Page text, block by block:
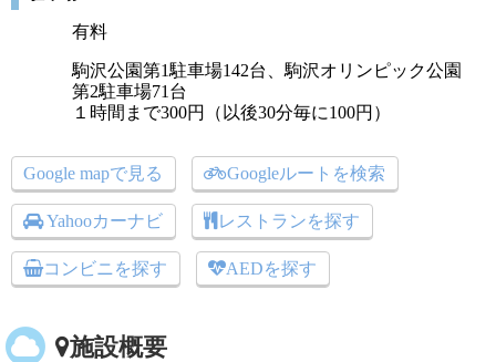
有料
駒沢公園第1駐車場142台、駒沢オリンピック公園
第2駐車場71台
１時間まで300円（以後30分毎に100円）
Google mapで見る Googleルートを検索
Yahooカーナビ レストランを探す
コンビニを探す AEDを探す
施設概要